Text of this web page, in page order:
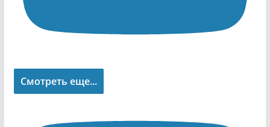
Смотреть еще...